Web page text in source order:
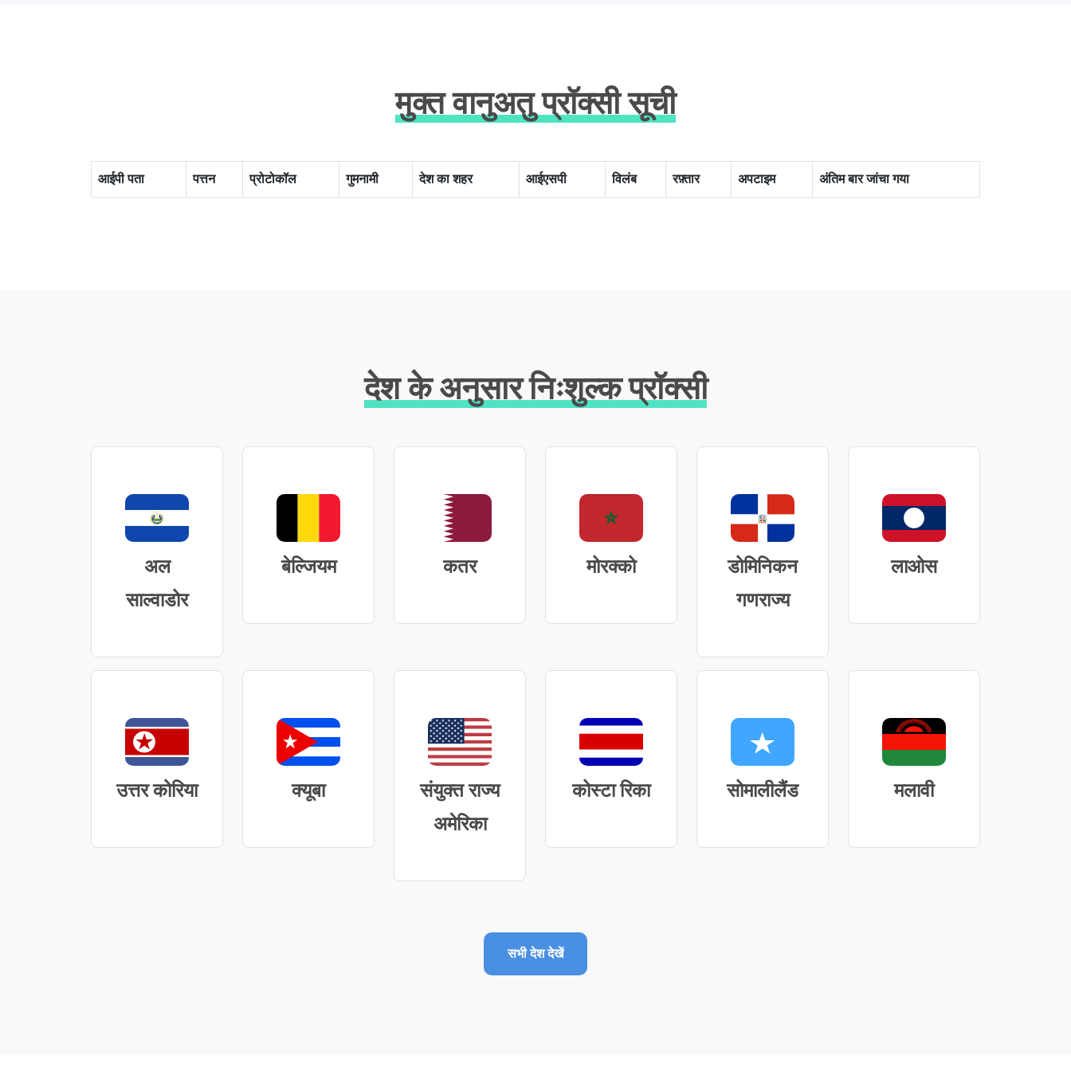
मुक्त वानुअतु प्रॉक्सी सूची
आईपी पता पत्तन प्रोटोकॉल गुमनामी देश का शहर आईएसपी विलंब रफ़्तार अपटाइम अंतिम बार जांचा गया
देश के अनुसार निःशुल्क प्रॉक्सी
अल
साल्वाडोर
बेल्जियम कतर मोरक्को
डोमिनिकन
गणराज्य
लाओस
उत्तर कोरिया क्यूबा
संयुक्त राज्य
अमेरिका
कोस्टा रिका सोमालीलैंड मलावी
सभी देश देखें